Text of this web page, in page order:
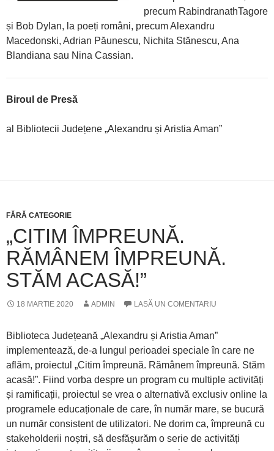
precum RabindranathTagore
și Bob Dylan, la poeți români, precum Alexandru
Macedonski, Adrian Păunescu, Nichita Stănescu, Ana
Blandiana sau Nina Cassian.
Biroul de Presă
al Bibliotecii Județene „Alexandru și Aristia Aman”
FĂRĂ CATEGORIE
„CITIM ÎMPREUNĂ.
RĂMÂNEM ÎMPREUNĂ.
STĂM ACASĂ!”
18 MARTIE 2020 ADMIN LASĂ UN COMENTARIU
Biblioteca Județeană „Alexandru și Aristia Aman”
implementează, de-a lungul perioadei speciale în care ne
aflăm, proiectul „Citim împreună. Rămânem împreună. Stăm
acasă!”. Fiind vorba despre un program cu multiple activități
și ramificații, proiectul se vrea o alternativă exclusiv online la
programele educaționale de care, în număr mare, se bucură
un număr consistent de utilizatori. Ne dorim ca, împreună cu
stakeholderii noștri, să desfășurăm o serie de activități